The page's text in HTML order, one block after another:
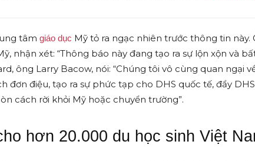
tâm giáo dục Mỹ tỏ ra ngạc nhiên trước thông tin
nhận xét: “Thông báo này đang tạo ra sự lộn xộn và
ông Larry Bacow, nói: “Chúng tôi vô cùng quan ngại
đơn điệu, tạo ra sự phức tạp cho DHS quốc tế, đẩy
cách rời khỏi Mỹ hoặc chuyển trường”.
hơn 20.000 du học sinh Việt